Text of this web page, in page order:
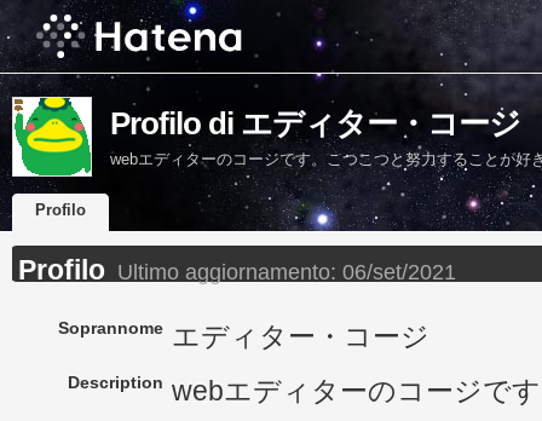
Profilo di エディター・コージ
webエディターのコージです。こつこつと努力することが好
Profilo
Profilo Ultimo aggiornamento: 06/set/2021
Soprannome エディター・コージ
Description webエディターのコージで